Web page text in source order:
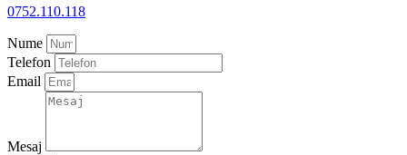
0752.110.118
Nume
Telefon
Email
Mesaj